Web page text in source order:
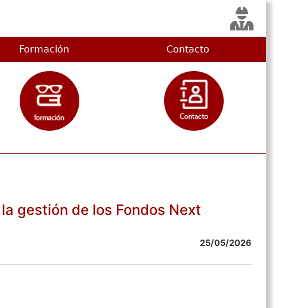
Formación Contacto
gestión de los Fondos Next
25/05/2026